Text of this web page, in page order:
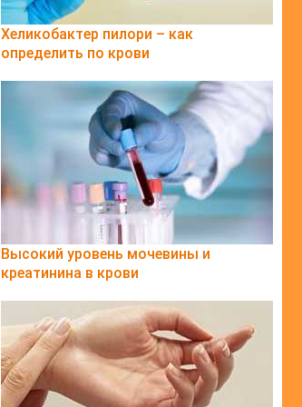
Хеликобактер пилори – как
определить по крови
Высокий уровень мочевины и
креатинина в крови